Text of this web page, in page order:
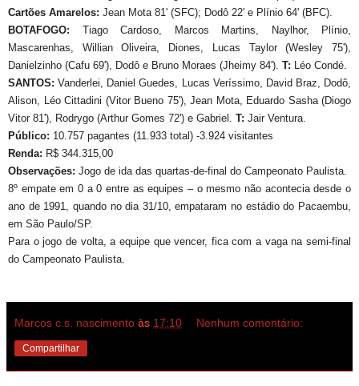
Cartões Amarelos: Jean Mota 81' (SFC); Dodô 22' e Plínio 64' (BFC).
BOTAFOGO: Tiago Cardoso, Marcos Martins, Naylhor, Plínio,
Mascarenhas, Willian Oliveira, Diones, Lucas Taylor (Wesley 75'),
Danielzinho (Cafu 69'), Dodô e Bruno Moraes (Jheimy 84'). T: Léo Condé
SANTOS: Vanderlei, Daniel Guedes, Lucas Veríssimo, David Braz, Dodô,
Alison, Léo Cittadini (Vitor Bueno 75'), Jean Mota, Eduardo Sasha (Diogo
Vitor 81'), Rodrygo (Arthur Gomes 72') e Gabriel. T: Jair Ventura.
Público: 10.757 pagantes (11.933 total) -3.924 visitantes
Renda: R$ 344.315,00
Observações: Jogo de ida das quartas-de-final do Campeonato Paulista.
8º empate em 0 a 0 entre as equipes – o mesmo não acontecia desde o
ano de 1991, quando no dia 31/10, empataram no estádio do Pacaembu,
em São Paulo/SP.
Para o jogo de volta, a equipe que vencer, fica com a vaga na semi-final
do Campeonato Paulista.
Marcos c.s. nascimento às 17:10 Nenhum comentário:
Compartilhar